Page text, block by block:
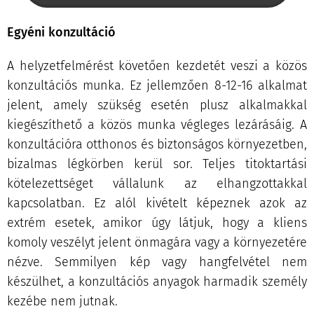
Egyéni konzultáció
A helyzetfelmérést követően kezdetét veszi a közös
konzultációs munka. Ez jellemzően 8-12-16 alkalmat
jelent, amely szükség esetén plusz alkalmakkal
kiegészíthető a közös munka végleges lezárásáig. A
konzultációra otthonos és biztonságos környezetben,
bizalmas légkörben kerül sor. Teljes titoktartási
kötelezettséget vállalunk az elhangzottakkal
kapcsolatban. Ez alól kivételt képeznek azok az
extrém esetek, amikor úgy látjuk, hogy a kliens
komoly veszélyt jelent önmagára vagy a környezetére
nézve. Semmilyen kép vagy hangfelvétel nem
készülhet, a konzultációs anyagok harmadik személy
kezébe nem jutnak.